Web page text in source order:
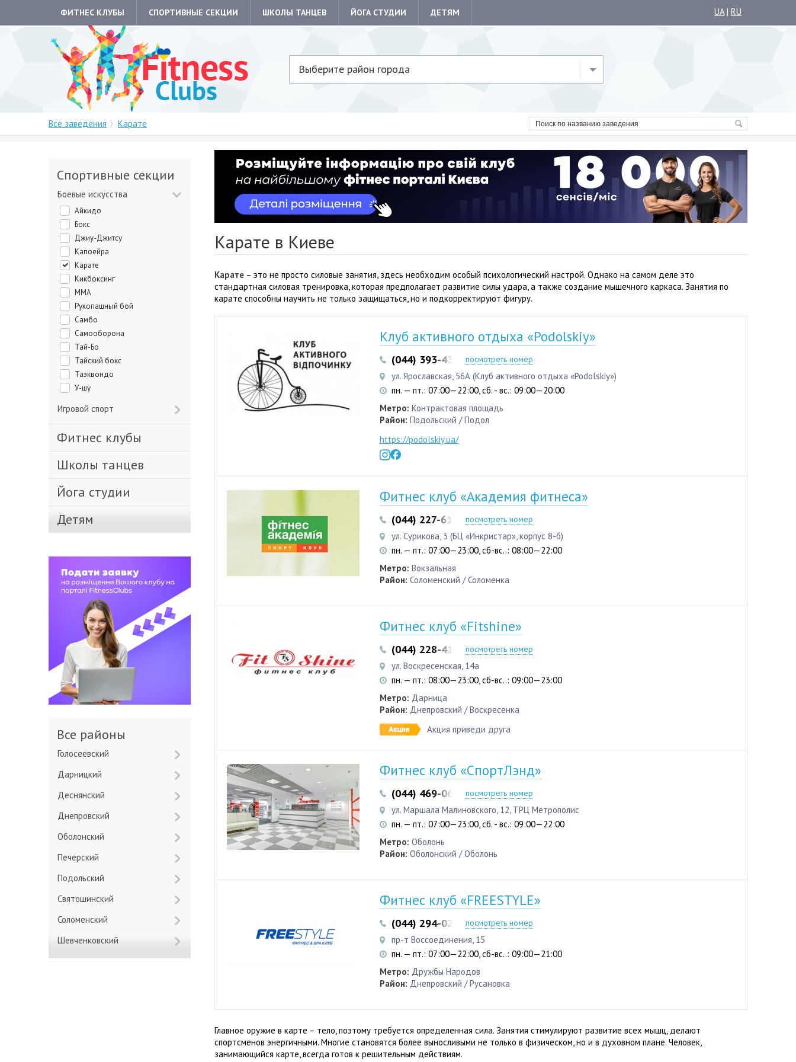
ФИТНЕС КЛУБЫ СПОРТИВНЫЕ СЕКЦИИ ШКОЛЫ ТАНЦЕВ ЙОГА СТУДИИ ДЕТЯМ UA| RU
Выберите район города
Все заведения Карате
Карате в Киеве
Карате – это не просто силовые занятия, здесь необходим особый психологический настрой. Однако на самом деле это
стандартная силовая тренировка, которая предполагает развитие силы удара, а также создание мышечного каркаса. Занятия по
карате способны научить не только защищаться, но и подкорректируют фигуру.
Клуб активного отдыха «Podolskiy»
(044) 393-43-43 (044) 392-14-64
посмотреть номер
ул. Ярославская, 56А (Клуб активного отдыха «Podolskiy»)
пн. — пт.: 07:00—22:00, сб. - вс.: 09:00—20:00
Метро: Контрактовая площадь
Район: Подольский / Подол
https://podolskiy.ua/
Фитнес клуб «Академия фитнеса»
(044) 227-61-06 (050) 442-83-96
посмотреть номер
ул. Сурикова, 3 (БЦ «Инкристар», корпус 8-б)
пн. — пт.: 07:00—23:00, сб-вс..: 08:00—22:00
Метро: Вокзальная
Район: Соломенский / Соломенка
Фитнес клуб «Fitshine»
(044) 228-41-28 (067) 480-48-75
посмотреть номер
ул. Воскресенская, 14а
пн. — пт.: 08:00—23:00, сб-вс..: 09:00—23:00
Метро: Дарница
Район: Днепровский / Воскресенка
Акция приведи друга
Фитнес клуб «СпортЛэнд»
(044) 469-06-07 (050) 469-06-07
посмотреть номер
ул. Маршала Малиновского, 12, ТРЦ Метрополис
пн. — пт.: 07:00—23:00, сб. - вс.: 09:00—22:00
Метро: Оболонь
Район: Оболонский / Оболонь
Фитнес клуб «FREESTYLE»
(044) 294-02-10посмотреть номер
пр-т Воссоединения, 15
пн. — пт.: 07:00—22:00, сб-вс..: 09:00—21:00
Метро: Дружбы Народов
Район: Днепровский / Русановка
Главное оружие в карте – тело, поэтому требуется определенная сила. Занятия стимулируют развитие всех мышц, делают
спортсменов энергичными. Многие становятся более выносливыми не только в физическом, но и в духовном плане. Человек,
занимающийся карте, всегда готов к решительным действиям.
Спортивные секции
Боевые искусства
Айкидо
Бокс
Джиу-Джитсу
Капоейра
Карате
Кикбоксинг
ММА
Рукопашный бой
Самбо
Самооборона
Тай-Бо
Тайский бокс
Таэквондо
У-шу
Игровой спорт
Фитнес клубы
Школы танцев
Йога студии
Детям
Все районы
Голосеевский
Дарницкий
Деснянский
Днепровский
Оболонский
Печерский
Подольский
Святошинский
Соломенский
Шевченковский